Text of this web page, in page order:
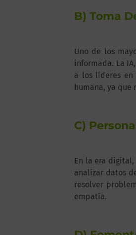
B) Toma
Uno de los
informada. La
a los líderes en
humana, ya
C)
En la era
analizar datos
resolver
empatía.